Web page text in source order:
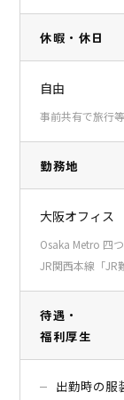
休暇・休日
自由
事前共有で旅行
勤務地
大阪オフィス
Osaka Metro 四
JR関西本線「JR
待遇・
福利厚生
出勤時の服